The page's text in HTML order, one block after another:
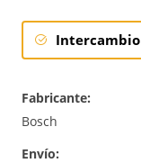
Intercambio
Fabricante:
Bosch
Envío: